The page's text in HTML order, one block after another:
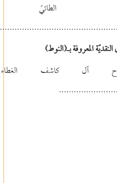
المعروفة بـ(النوط)
آل كاشف